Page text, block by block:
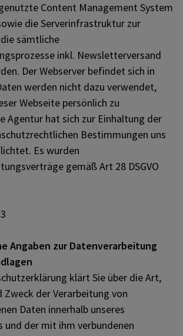
Content Management System
die Serverinfrastruktur zur
sämtliche
inkl. Newsletterversand
Der Webserver befindet sich in
werden nicht dazu verwendet,
Webseite persönlich zu
Agentur hat sich zur Einhaltung der
Bestimmungen uns
Es wurden
gemäß Art 28 DSGVO
Angaben zur Datenverarbeitung
klärt Sie über die Art,
Zweck der Verarbeitung von
Daten innerhalb unseres
und der mit ihm verbundenen